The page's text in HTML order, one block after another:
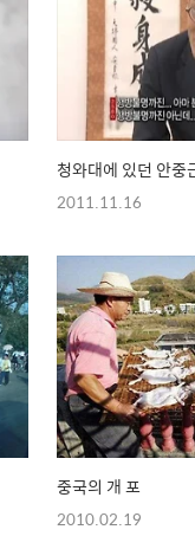
청와대에 있던 안
2011.11.16
중국의 개 포
2010.02.19